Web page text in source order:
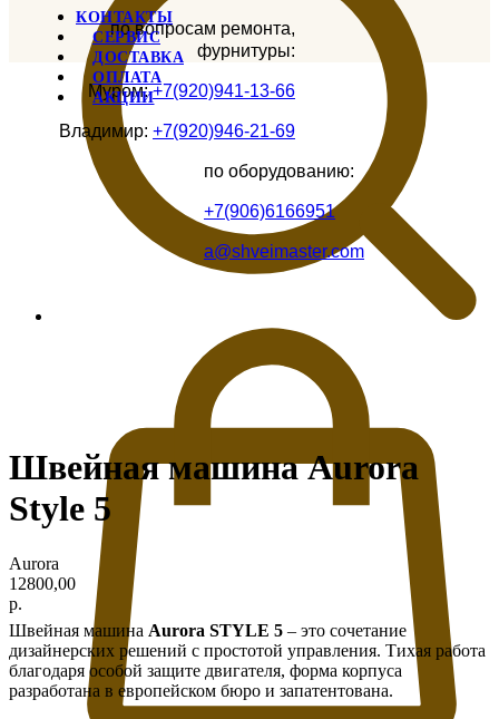
по вопросам ремонта,
фурнитуры:
Муром:+7(920)941-13-66
Владимир: +7(920)946-21-69
по оборудованию:
+7(906)6166951
a@shveimaster.com
КОНТАКТЫ
СЕРВИС
ДОСТАВКА
ОПЛАТА
АКЦИИ
Швейная машина Aurora
Style 5
Aurora
12800,00
р.
Швейная машина Aurora STYLE 5 – это сочетание
дизайнерских решений с простотой управления. Тихая работа
благодаря особой защите двигателя, форма корпуса
разработана в европейском бюро и запатентована.